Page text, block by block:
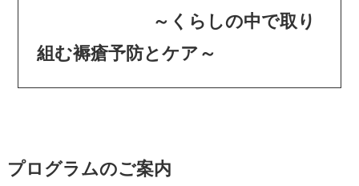
～くらしの中で取り
組む褥瘡予防とケア～
プログラムのご案内